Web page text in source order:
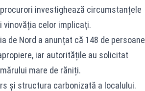
investighează circumstanțele
vinovăția celor implicați.
de Nord a anunțat că 148 de persoane
iar autoritățile au solicitat
mare de răniți.
și structura carbonizată a localului.